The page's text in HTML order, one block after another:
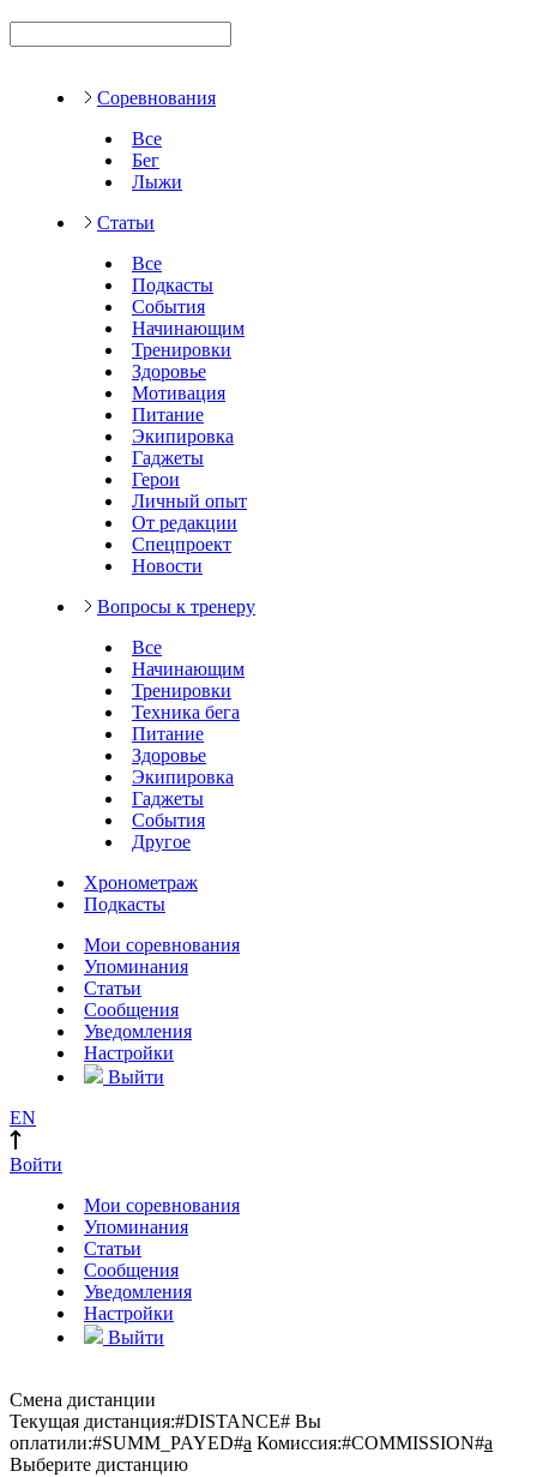
Соревнования
Все
Бег
Лыжи
Статьи
Все
Подкасты
События
Начинающим
Тренировки
Здоровье
Мотивация
Питание
Экипировка
Гаджеты
Герои
Личный опыт
От редакции
Спецпроект
Новости
Вопросы к тренеру
Все
Начинающим
Тренировки
Техника бега
Питание
Здоровье
Экипировка
Гаджеты
События
Другое
Хронометраж
Подкасты
Мои соревнования
Упоминания
Статьи
Сообщения
Уведомления
Настройки
Выйти
EN
Войти
Мои соревнования
Упоминания
Статьи
Сообщения
Уведомления
Настройки
Выйти
Смена дистанции
Текущая дистанция:#DISTANCE# Вы
оплатили:#SUMM_PAYED#a Комиссия:#COMMISSION#a
Выберите дистанцию